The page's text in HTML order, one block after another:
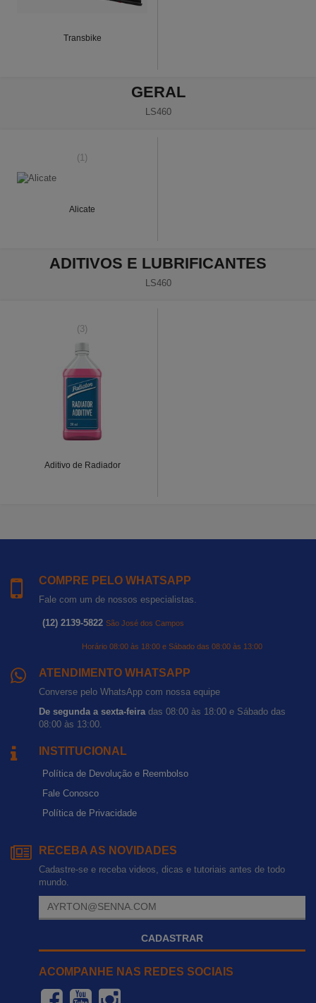
Transbike
GERAL
LS460
(1)
Alicate
ADITIVOS E LUBRIFICANTES
LS460
(3)
Aditivo de Radiador
COMPRE PELO WHATSAPP
Fale com um de nossos especialistas.
(12) 2139-5822 São José dos Campos
Horário 08:00 às 18:00 e Sábado das 08:00 às 13:00
ATENDIMENTO WHATSAPP
Converse pelo WhatsApp com nossa equipe
De segunda a sexta-feira das 08:00 às 18:00 e Sábado das
08:00 às 13:00.
INSTITUCIONAL
Política de Devolução e Reembolso
Fale Conosco
Política de Privacidade
RECEBA AS NOVIDADES
Cadastre-se e receba videos, dicas e tutoriais antes de todo
mundo.
CADASTRAR
ACOMPANHE NAS REDES SOCIAIS